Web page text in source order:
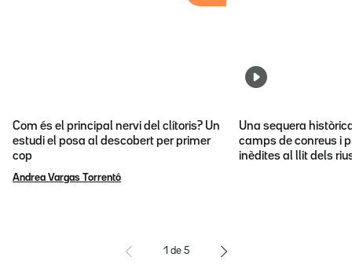
Com és el principal nervi del clítoris? Un
estudi el posa al descobert per primer
cop
Andrea Vargas Torrentó
Una sequera
camps de conreus i
inèdites al llit dels
1 de 5